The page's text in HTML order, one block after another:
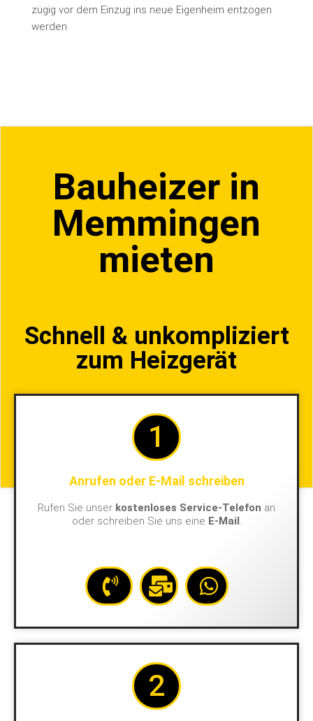
zügig vor dem Einzug ins neue Eigenheim entzogen
werden.
Bauheizer in
Memmingen
mieten
Schnell & unkompliziert
zum Heizgerät
1
Anrufen oder E-Mail schreiben
Rufen Sie unser kostenloses Service-Telefon an
oder schreiben Sie uns eine E-Mail.
2